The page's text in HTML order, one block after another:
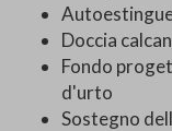
Doccia
Fondo
d'urto
Sostegno